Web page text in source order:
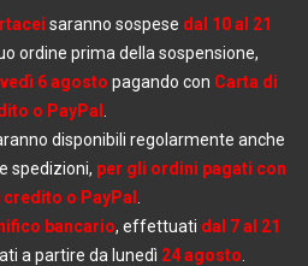
saranno sospese dal 10 al 21
ordine prima della sospensione,
6 agosto pagando con Carta di
o PayPal
disponibili regolarmente anche
spedizioni, per gli ordini pagati con
o PayPal
bancario, effettuati dal 7 al 21
a partire da lunedì 24 agosto